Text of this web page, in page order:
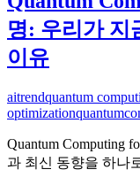
명: 우리가 지
이유
aitrendquantum
optimizationquantum
Quantum Computing
과 최신 동향을 하나